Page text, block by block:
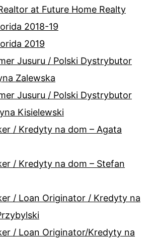
at Future Home Realty
2018-19
2019
Jusuru / Polski Dystrybutor
Zalewska
Jusuru / Polski Dystrybutor
Kisielewski
/ Kredyty na dom – Agata
/ Kredyty na dom – Stefan
/ Loan Originator / Kredyty na
/ Loan Originator/Kredyty na